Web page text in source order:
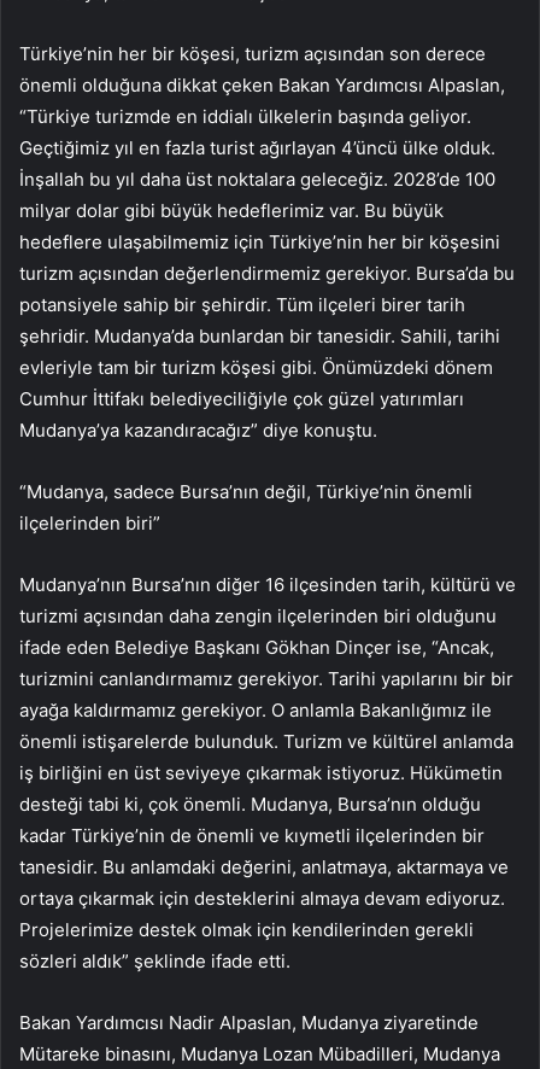
Türkiye’nin her bir köşesi, turizm açısından son derece
önemli olduğuna dikkat çeken Bakan Yardımcısı Alpaslan,
“Türkiye turizmde en iddialı ülkelerin başında geliyor.
Geçtiğimiz yıl en fazla turist ağırlayan 4’üncü ülke olduk.
İnşallah bu yıl daha üst noktalara geleceğiz. 2028’de 100
milyar dolar gibi büyük hedeflerimiz var. Bu büyük
hedeflere ulaşabilmemiz için Türkiye’nin her bir köşesini
turizm açısından değerlendirmemiz gerekiyor. Bursa’da bu
potansiyele sahip bir şehirdir. Tüm ilçeleri birer tarih
şehridir. Mudanya’da bunlardan bir tanesidir. Sahili, tarihi
evleriyle tam bir turizm köşesi gibi. Önümüzdeki dönem
Cumhur İttifakı belediyeciliğiyle çok güzel yatırımları
Mudanya’ya kazandıracağız” diye konuştu.
“Mudanya, sadece Bursa’nın değil, Türkiye’nin önemli
ilçelerinden biri”
Mudanya’nın Bursa’nın diğer 16 ilçesinden tarih, kültürü ve
turizmi açısından daha zengin ilçelerinden biri olduğunu
ifade eden Belediye Başkanı Gökhan Dinçer ise, “Ancak,
turizmini canlandırmamız gerekiyor. Tarihi yapılarını bir bir
ayağa kaldırmamız gerekiyor. O anlamla Bakanlığımız ile
önemli istişarelerde bulunduk. Turizm ve kültürel anlamda
iş birliğini en üst seviyeye çıkarmak istiyoruz. Hükümetin
desteği tabi ki, çok önemli. Mudanya, Bursa’nın olduğu
kadar Türkiye’nin de önemli ve kıymetli ilçelerinden bir
tanesidir. Bu anlamdaki değerini, anlatmaya, aktarmaya ve
ortaya çıkarmak için desteklerini almaya devam ediyoruz.
Projelerimize destek olmak için kendilerinden gerekli
sözleri aldık” şeklinde ifade etti.
Bakan Yardımcısı Nadir Alpaslan, Mudanya ziyaretinde
Mütareke binasını, Mudanya Lozan Mübadilleri, Mudanya